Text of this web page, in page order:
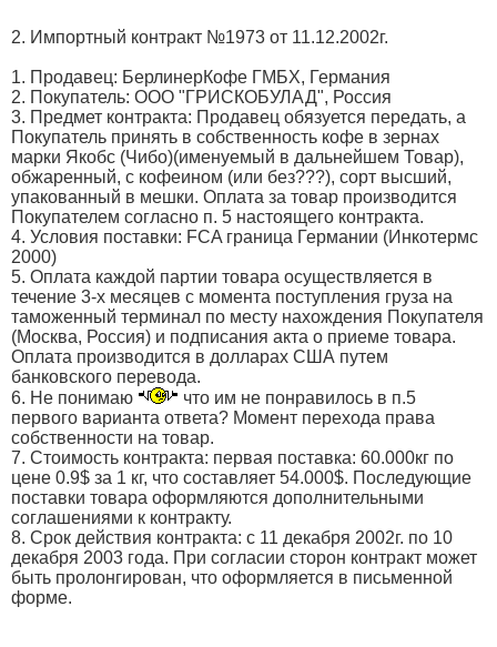
2. Импортный контракт №1973 от 11.12.2002г.
1. Продавец: БерлинерКофе ГМБХ, Германия
2. Покупатель: ООО "ГРИСКОБУЛАД", Россия
3. Предмет контракта: Продавец обязуется передать, а
Покупатель принять в собственность кофе в зернах
марки Якобс (Чибо)(именуемый в дальнейшем Товар),
обжаренный, с кофеином (или без???), сорт высший,
упакованный в мешки. Оплата за товар производится
Покупателем согласно п. 5 настоящего контракта.
4. Условия поставки: FCA граница Германии (Инкотермс
2000)
5. Оплата каждой партии товара осуществляется в
течение 3-х месяцев с момента поступления груза на
таможенный терминал по месту нахождения Покупателя
(Москва, Россия) и подписания акта о приеме товара.
Оплата производится в долларах США путем
банковского перевода.
6. Не понимаю
что им не понравилось в п.5
первого варианта ответа? Момент перехода права
собственности на товар.
7. Стоимость контракта: первая поставка: 60.000кг по
цене 0.9$ за 1 кг, что составляет 54.000$. Последующие
поставки товара оформляются дополнительными
соглашениями к контракту.
8. Срок действия контракта: с 11 декабря 2002г. по 10
декабря 2003 года. При согласии сторон контракт может
быть пролонгирован, что оформляется в письменной
форме.